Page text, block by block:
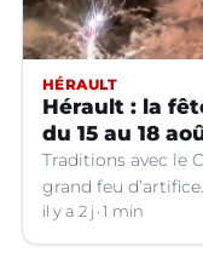
HÉRAULT
Hérault : la
du 15 au 18
Traditions avec le
grand feu
il y a 2 j 1 min